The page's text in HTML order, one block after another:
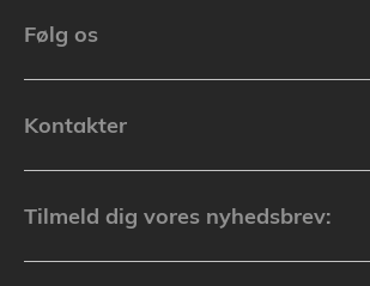
Følg os
Kontakter
Tilmeld dig vores nyhedsbrev: